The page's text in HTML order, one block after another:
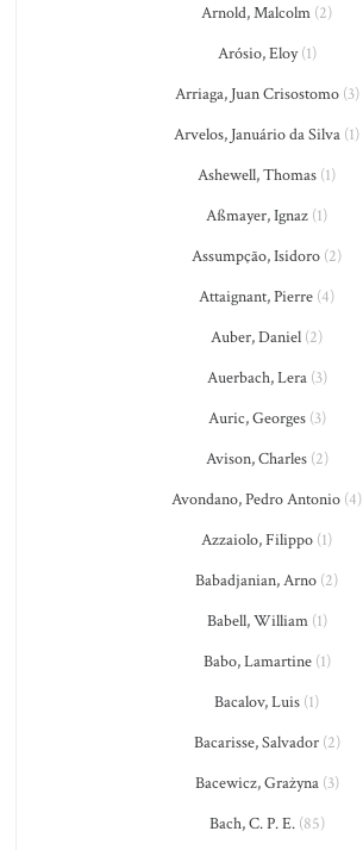
Arnold, Malcolm (2)
Arósio, Eloy(1)
Arriaga, Juan Crisostomo(3)
Arvelos, Januário da Silva (1)
Ashewell, Thomas (1)
Aßmayer, Ignaz (1)
Assumpção, Isidoro (2)
Attaignant, Pierre (4)
Auber, Daniel (2)
Auerbach, Lera(3)
Auric, Georges(3)
Avison, Charles(2)
Avondano, Pedro Antonio (4)
Azzaiolo, Filippo (1)
Babadjanian, Arno (2)
Babell, William(1)
Babo, Lamartine(1)
Bacalov, Luis (1)
Bacarisse, Salvador(2)
Bacewicz, Grażyna(3)
Bach, C. P. E.(85)